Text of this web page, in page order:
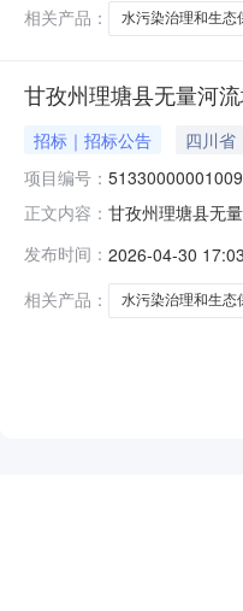
相关产品：
水污染治理和生态
甘孜州理塘县无量河
招标｜招标公告 四川省
项目编号：
正文内容： 甘孜州理塘县无
于公开招标）甘
发布时间： 2026-04-30 17:03
相关产品：
水污染治理和生态